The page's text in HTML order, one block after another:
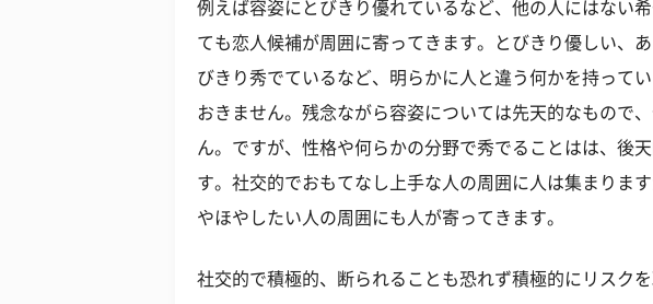
例えば容姿にとびきり優れているなど、他の人にはない
ても恋人候補が周囲に寄ってきます。とびきり優しい、
びきり秀でているなど、明らかに人と違う何かを持って
おきません。残念ながら容姿については先天的なもので
ん。ですが、性格や何らかの分野で秀でることはは、後
す。社交的でおもてなし上手な人の周囲に人は集まりま
やほやしたい人の周囲にも人が寄ってきます。
社交的で積極的、断られることも恐れず積極的にリスク